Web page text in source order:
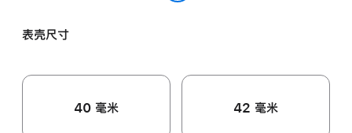
黄
蓝
表壳尺寸
40 毫米 42 毫米